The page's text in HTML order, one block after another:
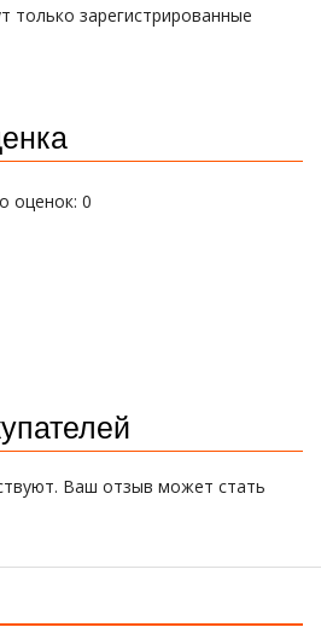
только зарегистрированные
оценок: 0
Ваш отзыв может стать